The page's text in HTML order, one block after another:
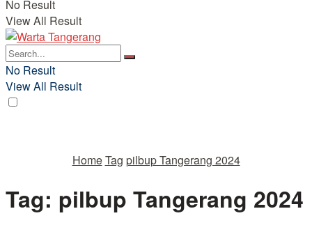
No Result
View All Result
No Result
View All Result
HomeTag pilbup Tangerang 2024
Tag: pilbup Tangerang 2024